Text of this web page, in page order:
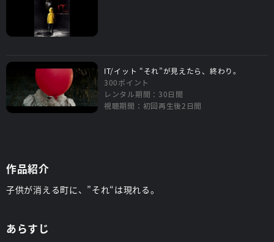
IT/イット “それ”が見えたら、終わり。
300ポイント
レンタル期間：30日間
視聴期間：初回再生後2日間
作品紹介
子供が消える町に、”それ“は現れる。
あらすじ